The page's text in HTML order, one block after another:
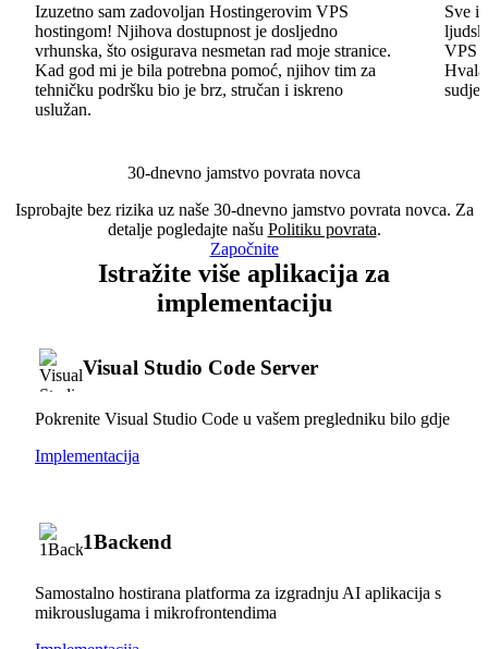
Izuzetno sam zadovoljan Hostingerovim VPS
hostingom! Njihova dostupnost je dosljedno
vrhunska, što osigurava nesmetan rad moje stranice.
Kad god mi je bila potrebna pomoć, njihov tim za
tehničku podršku bio je brz, stručan i iskreno
uslužan.
Sve
VPS
30-dnevno jamstvo povrata novca
Isprobajte bez rizika uz naše 30-dnevno jamstvo povrata novca. Za
detalje pogledajte našu Politiku povrata.
Započnite
Istražite više aplikacija za
implementaciju
Visual Studio Code Server
Pokrenite Visual Studio Code u vašem pregledniku bilo gdje
Implementacija
1Backend
Samostalno hostirana platforma za izgradnju AI aplikacija s
mikrouslugama i mikrofrontendima